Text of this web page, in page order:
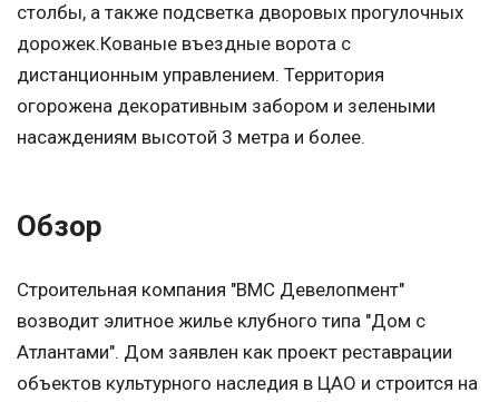
столбы, а также подсветка дворовых прогулочных
дорожек.Кованые въездные ворота с
дистанционным управлением. Территория
огорожена декоративным забором и зелеными
насаждениям высотой 3 метра и более.
Обзор
Строительная компания "ВМС Девелопмент"
возводит элитное жилье клубного типа "Дом с
Атлантами". Дом заявлен как проект реставрации
объектов культурного наследия в ЦАО и строится на